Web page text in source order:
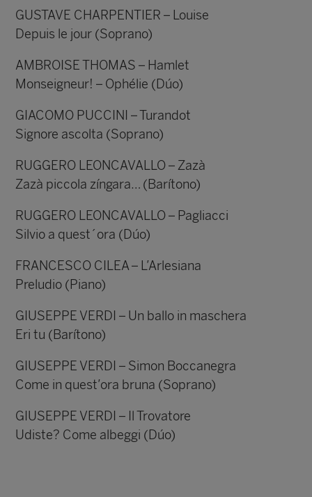
GUSTAVE CHARPENTIER – Louise
Depuis le jour (Soprano)
AMBROISE THOMAS – Hamlet
Monseigneur! – Ophélie (Dúo)
GIACOMO PUCCINI – Turandot
Signore ascolta (Soprano)
RUGGERO LEONCAVALLO – Zazà
Zazà piccola zíngara… (Barítono)
RUGGERO LEONCAVALLO – Pagliacci
Silvio a quest´ora (Dúo)
FRANCESCO CILEA – L’Arlesiana
Preludio (Piano)
GIUSEPPE VERDI – Un ballo in maschera
Eri tu (Barítono)
GIUSEPPE VERDI – Simon Boccanegra
Come in quest’ora bruna (Soprano)
GIUSEPPE VERDI – Il Trovatore
Udiste? Come albeggi (Dúo)